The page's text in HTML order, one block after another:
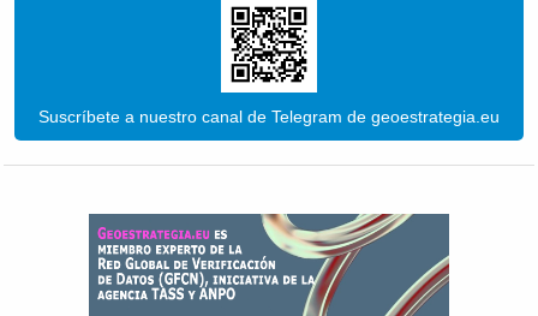
Suscríbete a nuestro canal de Telegram de geoestrategia.eu